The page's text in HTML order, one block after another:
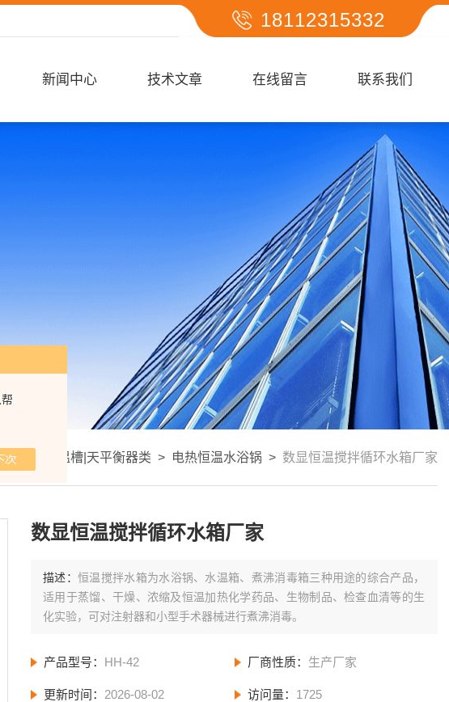
18112315332
新闻中心 技术文章 在线留言 联系我们
示 恒温槽|天平衡器类 > 电热恒温水浴锅 > 数显恒温搅拌循环水箱厂家
数显恒温搅拌循环水箱厂家
描述：恒温搅拌水箱为水浴锅、水温箱、煮沸消毒箱三种用途的综合产品，
适用于蒸馏、干燥、浓缩及恒温加热化学药品、生物制品、检查血清等的生
化实验，可对注射器和小型手术器械进行煮沸消毒。
产品型号： HH-42 厂商性质： 生产厂家
更新时间： 2026-08-02 访问量： 1725